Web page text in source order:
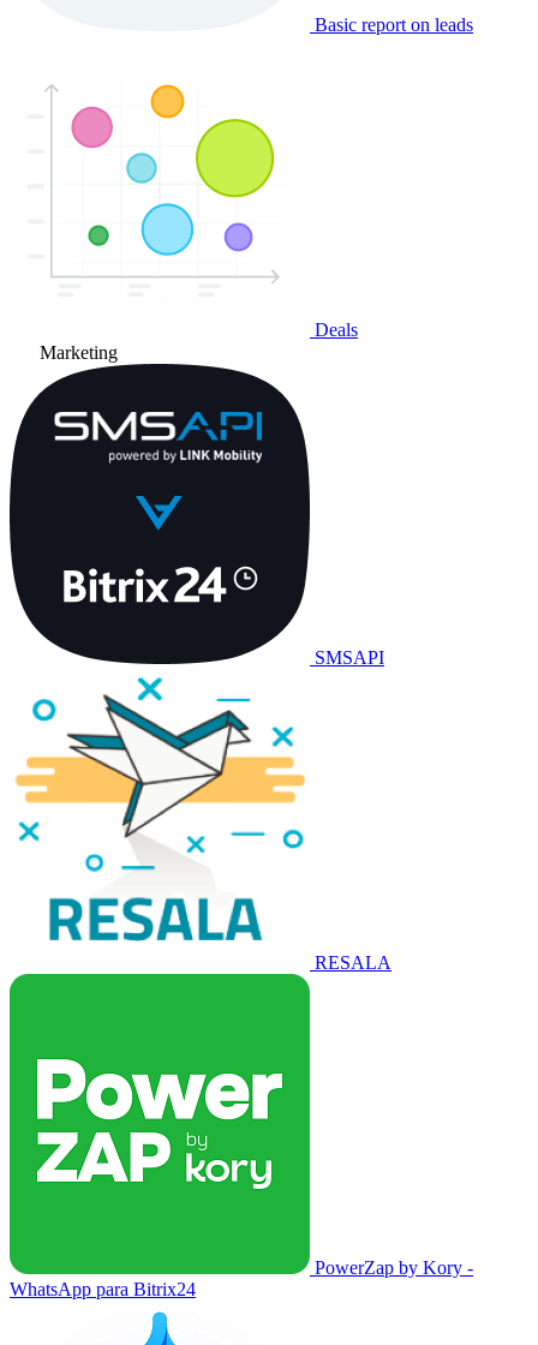
Basic report on leads
Deals
Marketing
SMSAPI
RESALA
PowerZap by Kory -
WhatsApp para Bitrix24